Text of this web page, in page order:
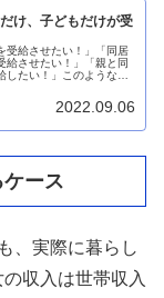
け、子どもだけが受
受給させたい！」「同居
給させたい！」「親と同
たい！」このような相
2022.09.06
ース
、実際に暮らし
収入は世帯収入